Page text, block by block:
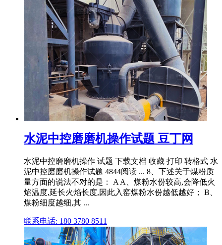
水泥中控磨磨机操作试题 豆丁网
水泥中控磨磨机操作 试题 下载文档 收藏 打印 转格式 水
泥中控磨磨机操作试题 4844阅读 ... 8、下述关于煤粉质
量方面的说法不对的是： A A、煤粉水份较高,会降低火
焰温度,延长火焰长度,因此入窑煤粉水份越低越好； B、
煤粉细度越细,其 ...
联系电话: 180 3780 8511